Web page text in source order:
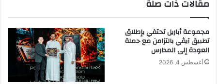
أسبوعين
يغيران
الكيفية
التي
يُنظر
المنطقة
مقالات ذات صلة
مجموعة أباريل تحتفي بإطلاق
تطبيق آيڤي بالتزامن مع حملة
العودة إلى المدارس
أغسطس 4, 2026